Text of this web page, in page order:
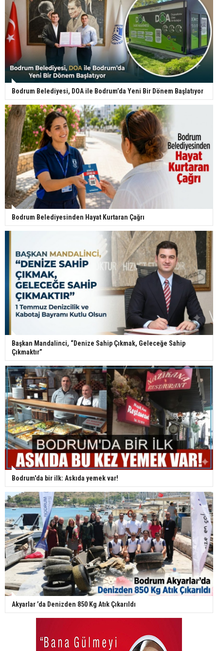
Bodrum Belediyesi, DOA ile Bodrum’da Yeni Bir Dönem Başlatıyor
Bodrum Belediyesinden Hayat Kurtaran Çağrı
Başkan Mandalinci, “Denize Sahip Çıkmak, Geleceğe Sahip
Çıkmaktır”
Bodrum'da bir ilk: Askıda yemek var!
Akyarlar ’da Denizden 850 Kg Atık Çıkarıldı